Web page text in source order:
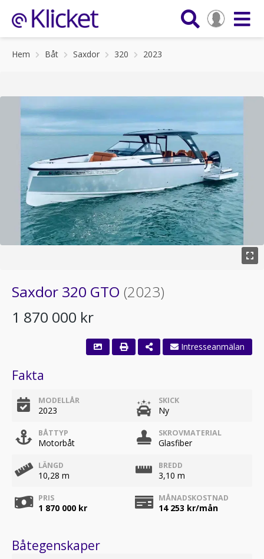
Hem Båt Saxdor 320 2023
Saxdor 320 GTO (2023)
1 870 000 kr
Fakta
MODELLÅR
2023
SKICK
Ny
BÅTTYP
Motorbåt
SKROVMATERIAL
Glasfiber
LÄNGD
10,28 m
BREDD
3,10 m
PRIS
1 870 000 kr
MÅNADSKOSTNAD
14 253 kr/mån
Båtegenskaper